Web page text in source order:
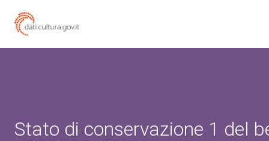
Stato di conservazione 1 del